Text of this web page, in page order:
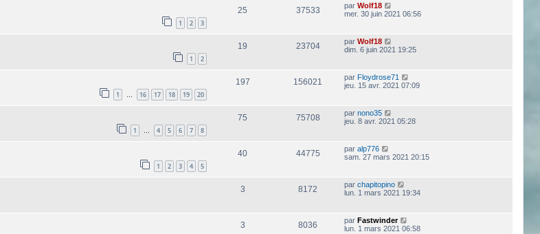
1 2 3
25 37533 par Wolf18
mer. 30 juin 2021 06:56
1 2
19 23704 par Wolf18
dim. 6 juin 2021 19:25
1 … 16 17 18 19 20
197 156021 par Floydrose71
jeu. 15 avr. 2021 07:09
1 … 4 5 6 7 8
75 75708 par nono35
jeu. 8 avr. 2021 05:28
1 2 3 4 5
40 44775 par alp776
sam. 27 mars 2021 20:15
3 8172 par chapitopino
lun. 1 mars 2021 19:34
3 8036 par Fastwinder
lun. 1 mars 2021 06:58